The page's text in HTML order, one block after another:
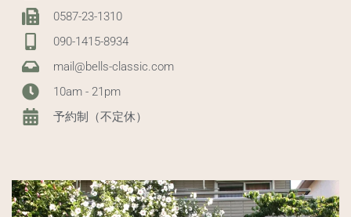
0587-23-1310
090-1415-8934
mail@bells-classic.com
10am - 21pm
予約制（不定休）